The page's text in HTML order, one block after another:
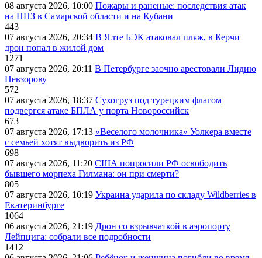
08 августа 2026, 10:00 Пожары и раненые: последствия атак
на НПЗ в Самарской области и на Кубани
443
07 августа 2026, 20:34 В Ялте БЭК атаковал пляж, в Керчи
дрон попал в жилой дом
1271
07 августа 2026, 20:11 В Петербурге заочно арестовали Лидию
Невзорову
572
07 августа 2026, 18:37 Сухогруз под турецким флагом
подвергся атаке БПЛА у порта Новороссийск
673
07 августа 2026, 17:13 «Веселого молочника» Уолкера вместе
с семьей хотят выдворить из РФ
698
07 августа 2026, 11:20 США попросили РФ освободить
бывшего морпеха Гилмана: он при смерти?
805
07 августа 2026, 10:19 Украина ударила по складу Wildberries в
Екатеринбурге
1064
06 августа 2026, 21:19 Дрон со взрывчаткой в аэропорту
Лейпцига: собрали все подробности
1412